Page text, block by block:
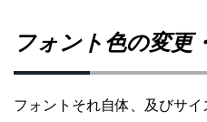
フォント色の変更
フォントそれ自体、及びサ